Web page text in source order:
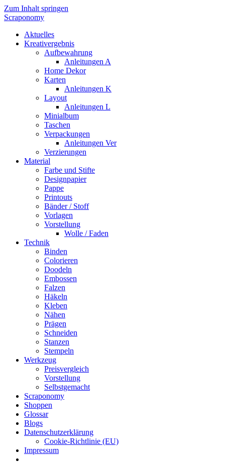
Zum Inhalt springen
Scraponomy
Aktuelles
Kreativergebnis
Aufbewahrung
Anleitungen A
Home Dekor
Karten
Anleitungen K
Layout
Anleitungen L
Minialbum
Taschen
Verpackungen
Anleitungen Ver
Verzierungen
Material
Farbe und Stifte
Designpapier
Pappe
Printouts
Bänder / Stoff
Vorlagen
Vorstellung
Wolle / Faden
Technik
Binden
Colorieren
Doodeln
Embossen
Falzen
Häkeln
Kleben
Nähen
Prägen
Schneiden
Stanzen
Stempeln
Werkzeug
Preisvergleich
Vorstellung
Selbstgemacht
Scraponomy
Shoppen
Glossar
Blogs
Datenschutzerklärung
Cookie-Richtlinie (EU)
Impressum